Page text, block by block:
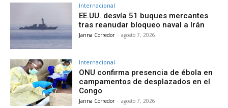
Internacional
EE.UU. desvía 51 buques mercantes
tras reanudar bloqueo naval a Irán
Janna Corredor - agosto 7, 2026
Internacional
ONU confirma presencia de ébola en
campamentos de desplazados en el
Congo
Janna Corredor - agosto 7, 2026